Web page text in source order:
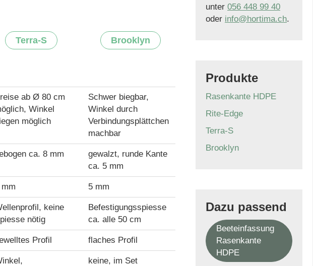
Terra-S Brooklyn
ab Ø 80 cm
Winkel
möglich
Schwer biegbar,
Winkel durch
Verbindungsplättchen
machbar
ca. 8 mm
gewalzt, runde Kante
ca. 5 mm
5 mm
keine
nötig
Befestigungsspiesse
ca. alle 50 cm
Profil flaches Profil
keine, im Set
unter 056 448 99 40
oder info@hortima.ch.
Produkte
Rasenkante HDPE
Rite-Edge
Terra-S
Brooklyn
Dazu passend
Beeteinfassung
Rasenkante
HDPE